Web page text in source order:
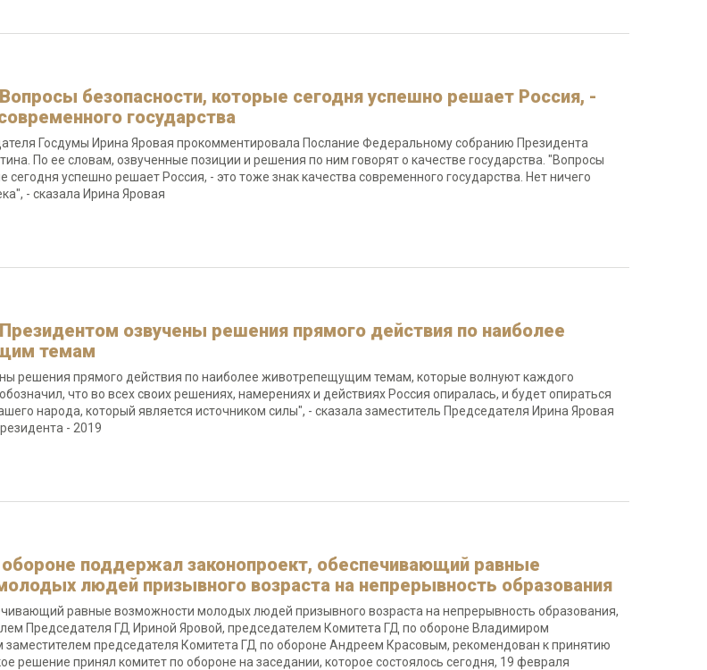
безопасности, которые сегодня успешно решает Россия, -
государства
Госдумы Ирина Яровая прокомментировала Послание Федеральному собранию Президента
По ее словам, озвученные позиции и решения по ним говорят о качестве государства. "Вопросы
сегодня успешно решает Россия, - это тоже знак качества современного государства. Нет ничего
- сказала Ирина Яровая
озвучены решения прямого действия по наиболее
темам
решения прямого действия по наиболее животрепещущим темам, которые волнуют каждого
что во всех своих решениях, намерениях и действиях Россия опиралась, и будет опираться
народа, который является источником силы", - сказала заместитель Председателя Ирина Яровая
- 2019
поддержал законопроект, обеспечивающий равные
людей призывного возраста на непрерывность образования
равные возможности молодых людей призывного возраста на непрерывность образования,
Председателя ГД Ириной Яровой, председателем Комитета ГД по обороне Владимиром
председателя Комитета ГД по обороне Андреем Красовым, рекомендован к принятию
решение принял комитет по обороне на заседании, которое состоялось сегодня, 19 февраля